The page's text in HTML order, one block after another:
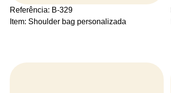
Referência: B-329
Item: Shoulder bag personalizada